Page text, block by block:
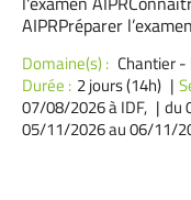
AIPRPréparer
Domaine(s) : Chantier
Durée : 2 jours (14h)
07/08/2026 à IDF,
du
05/11/2026au 06/11/